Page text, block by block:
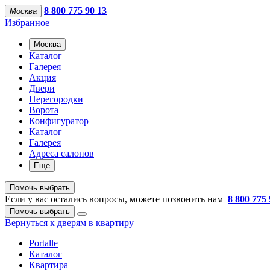
Москва
8 800 775 90 13
Избранное
Москва
Каталог
Галерея
Акция
Двери
Перегородки
Ворота
Конфигуратор
Каталог
Галерея
Адреса салонов
Еще
Помочь выбрать
Если у вас остались вопросы, можете позвонить нам 8 800 775
Помочь выбрать
Вернуться к дверям в квартиру
Portalle
Каталог
Квартира